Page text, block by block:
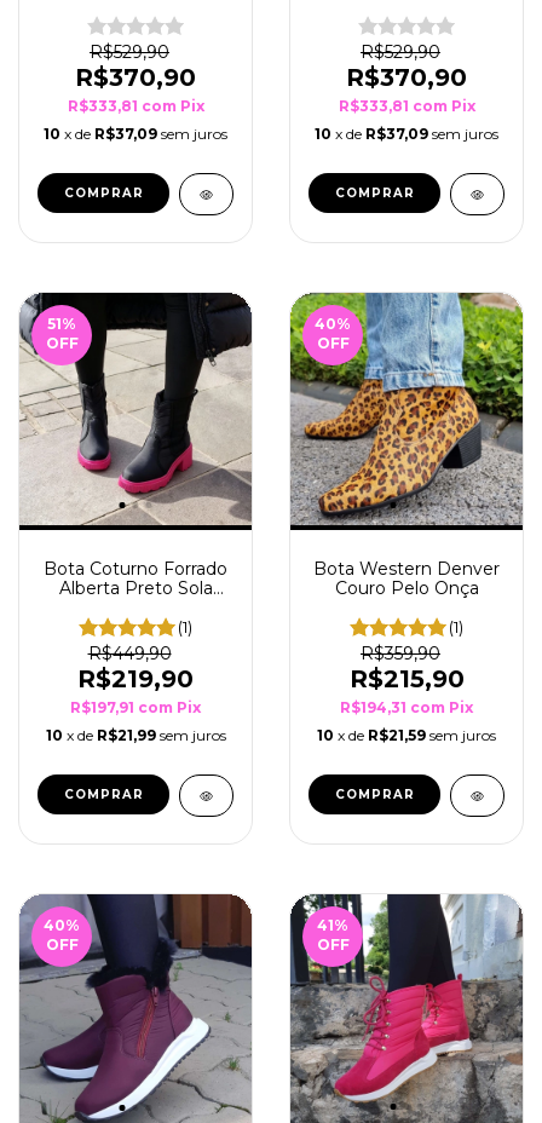
R$529,90
R$370,90
R$333,81 com Pix
10 x de R$37,09 sem juros
COMPRAR
R$529,90
R$370,90
R$333,81 com Pix
10 x de R$37,09 sem juros
COMPRAR
51%
OFF
Bota Coturno Forrado
Alberta Preto Sola
(1)
R$449,90
R$219,90
R$197,91 com Pix
10 x de R$21,99 sem juros
COMPRAR
40%
OFF
Bota Western Denver
Couro Pelo Onça
(1)
R$359,90
R$215,90
R$194,31 com Pix
10 x de R$21,59 sem juros
COMPRAR
40%
OFF
41%
OFF